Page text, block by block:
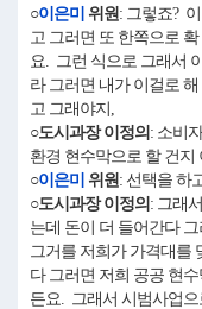
○이은미 위원: 그렇죠?
고 그러면 또 한쪽으로
요. 그런 식으로 그래서
라 그러면 내가 이걸로
고 그래야지,
○도시과장 이정의 : 소비
환경 현수막으로 할 건지
○이은미 위원: 선택을 하
○도시과장 이정의 : 그래
는데 돈이 더 들어간다
그거를 저희가 가격대를
다 그러면 저희 공공 현
든요. 그래서 시범사업